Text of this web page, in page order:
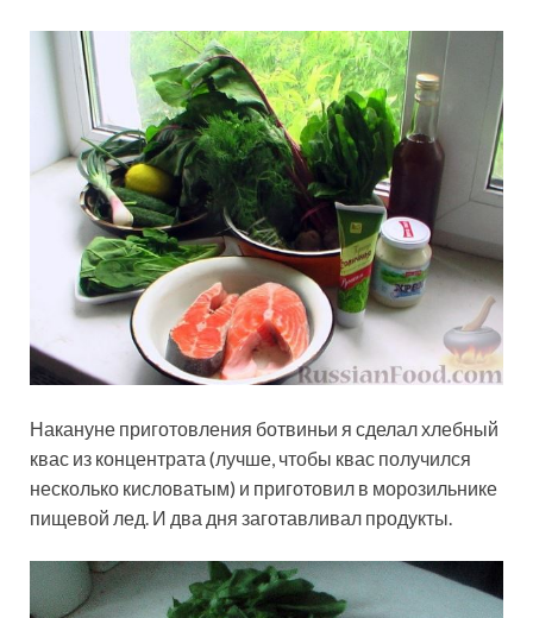
Накануне приготовления ботвиньи я сделал хлебный
квас из концентрата (лучше, чтобы квас получился
несколько кисловатым) и приготовил в морозильнике
пищевой лед. И два дня заготавливал продукты.